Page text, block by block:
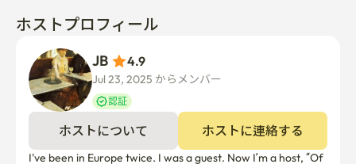
ホストプロフィール
4.9
Jul 23, 2025 からメンバー
認証
ホストについて ホストに連絡する
I've been in Europe twice. I was a guest. Now I’m a host, “Of